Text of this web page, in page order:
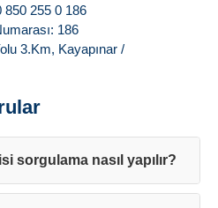
255 0 186
186
3.Km, Kayapınar /
sorgulama nasıl yapılır?